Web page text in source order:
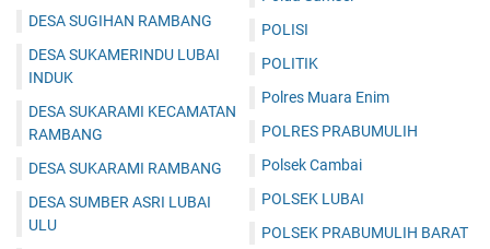
DESA SUGIHAN RAMBANG
DESA SUKAMERINDU LUBAI
INDUK
DESA SUKARAMI KECAMATAN
RAMBANG
DESA SUKARAMI RAMBANG
DESA SUMBER ASRI LUBAI
ULU
POLISI
POLITIK
Polres Muara Enim
POLRES PRABUMULIH
Polsek Cambai
POLSEK LUBAI
POLSEK PRABUMULIH BARAT